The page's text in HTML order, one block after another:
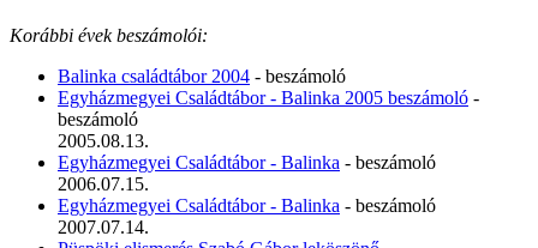
Korábbi évek beszámolói:
Balinka családtábor 2004 - beszámoló
Egyházmegyei Családtábor - Balinka 2005 beszámoló -
beszámoló
2005.08.13.
Egyházmegyei Családtábor - Balinka - beszámoló
2006.07.15.
Egyházmegyei Családtábor - Balinka - beszámoló
2007.07.14.